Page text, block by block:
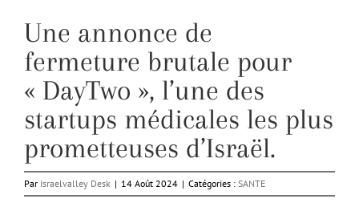
Une annonce de
fermeture brutale pour
« DayTwo », l’une des
startups médicales les plus
prometteuses d’Israël.
Par Israelvalley Desk | 14 Août 2024 | Catégories : SANTE